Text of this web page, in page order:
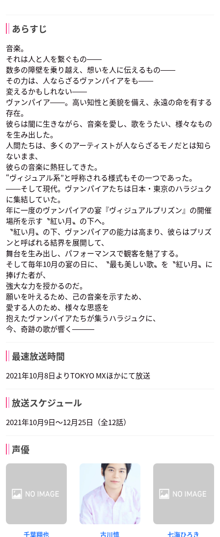
あらすじ
音楽。
それは人と人を繋ぐもの――
数多の障壁を乗り越え、想いを人に伝えるもの――
その力は、人ならざるヴァンパイアをも――
変えるかもしれない――
ヴァンパイア――。高い知性と美貌を備え、永遠の命を有する
存在。
彼らは闇に生きながら、音楽を愛し、歌をうたい、様々なもの
を生み出した。
人間たちは、多くのアーティストが人ならざるモノだとは知ら
ないまま、
彼らの音楽に熱狂してきた。
“ヴィジュアル系”と呼称される様式もその一つであった。
――そして現代。ヴァンパイアたちは日本・東京のハラジュク
に集結していた。
年に一度のヴァンパイアの宴『ヴィジュアルプリズン』の開催
場所を示す〝紅い月〟の下へ。
〝紅い月〟の下、ヴァンパイアの能力は高まり、彼らはプリズ
ンと呼ばれる結界を展開して、
舞台を生み出し、パフォーマンスで観客を魅了する。
そして毎年10月の宴の日に、〝最も美しい歌〟を〝紅い月〟に
捧げた者が、
強大な力を授かるのだ。
願いを叶えるため、己の音楽を示すため、
愛する人のため、様々な思惑を
抱えたヴァンパイアたちが集うハラジュクに、
今、奇跡の歌が響く―――
最速放送時間
2021年10月8日よりTOKYO MXほかにて放送
放送スケジュール
2021年10月9日〜12月25日（全12話）
声優
千葉翔也 古川慎 七海ひろき